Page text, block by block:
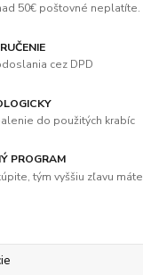
50€ poštovné neplatíte.
cez DPD
do použitých krabíc
PROGRAM
tým vyššiu zľavu máte